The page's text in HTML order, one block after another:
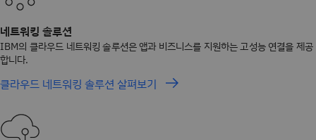
네트워킹 솔루션
IBM의 클라우드 네트워킹 솔루션은 앱과 비즈니스를 지원하는 고성능 연결을 제공
합니다.
클라우드 네트워킹 솔루션 살펴보기